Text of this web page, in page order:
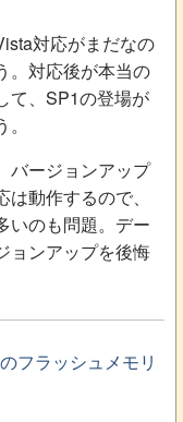
対応がまだなの
。対応後が本当の
て、SP1の登場が
バージョンアップ
動作するので、
いのも問題。デー
ョンアップを後悔
フラッシュメモリ